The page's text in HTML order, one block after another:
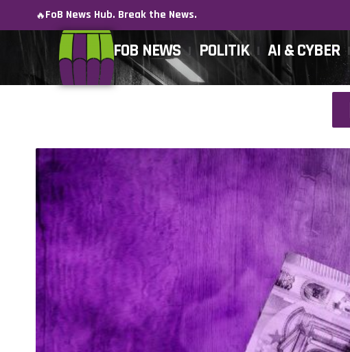
🔥FoB News Hub. Break the News.
FOB NEWS POLITIK AI & CYBER